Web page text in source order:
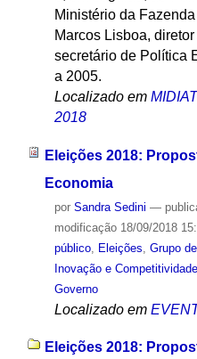
Ministério da
Marcos Lisboa,
secretário de Política
a 2005.
Localizado em
2018
Eleições 2018:
Economia
por Sandra Sedini —
modificação18/09/2018
público, Eleições Grupo
Inovação e
Governo
Localizado em
Eleições 2018: